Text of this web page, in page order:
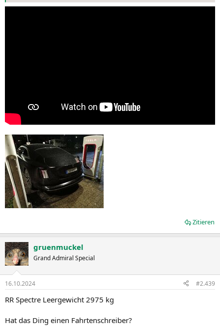
Zitieren
gruenmuckel
Grand Admiral Special
16.10.2024 #2.439
RR Spectre Leergewicht 2975 kg
Hat das Ding einen Fahrtenschreiber?